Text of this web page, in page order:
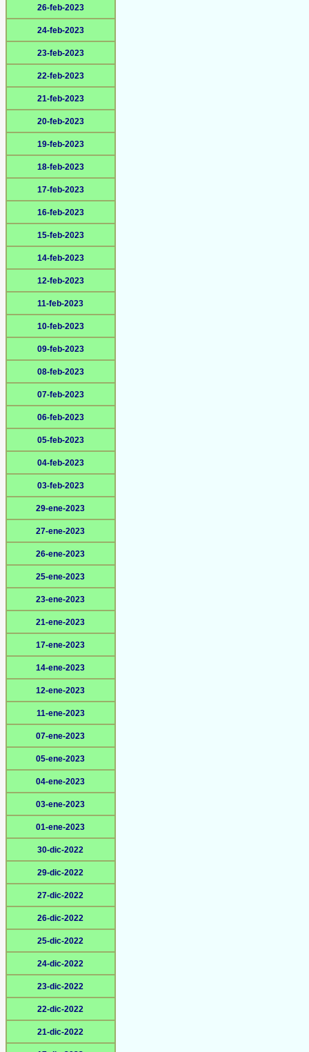
26-feb-2023
24-feb-2023
23-feb-2023
22-feb-2023
21-feb-2023
20-feb-2023
19-feb-2023
18-feb-2023
17-feb-2023
16-feb-2023
15-feb-2023
14-feb-2023
12-feb-2023
11-feb-2023
10-feb-2023
09-feb-2023
08-feb-2023
07-feb-2023
06-feb-2023
05-feb-2023
04-feb-2023
03-feb-2023
29-ene-2023
27-ene-2023
26-ene-2023
25-ene-2023
23-ene-2023
21-ene-2023
17-ene-2023
14-ene-2023
12-ene-2023
11-ene-2023
07-ene-2023
05-ene-2023
04-ene-2023
03-ene-2023
01-ene-2023
30-dic-2022
29-dic-2022
27-dic-2022
26-dic-2022
25-dic-2022
24-dic-2022
23-dic-2022
22-dic-2022
21-dic-2022